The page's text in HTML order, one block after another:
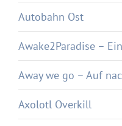
Autobahn Ost
Awake2Paradise –
Away we go – Auf
Axolotl Overkill